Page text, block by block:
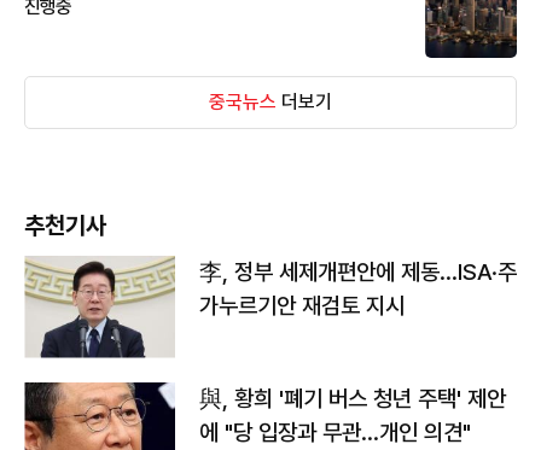
진행중
중국뉴스 더보기
추천기사
李, 정부 세제개편안에 제동…ISA·주
가누르기안 재검토 지시
與, 황희 '폐기 버스 청년 주택' 제안
에 "당 입장과 무관…개인 의견"